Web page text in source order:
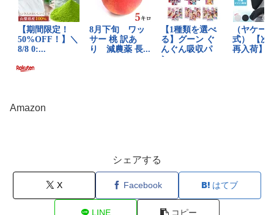
Amazon
シェアする
X Facebook はてブ
LINE コピー